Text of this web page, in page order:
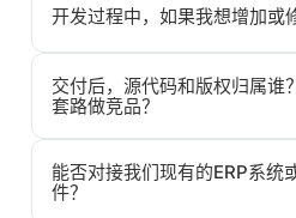
巡检、安全防护及每月固定工时
我们全程协助您完成备案。ICP
规云服务商（如阿里云/腾讯云
开发过程中，如果我想增加或
我们采用敏捷开发模式，欢迎合
度的UI或文案调整，我们免费配
我们会评估所需工时并出具《需
字确认并补齐差价后纳入开发排
进行，绝不私自缩减功能。
交付后，源代码和版权归属谁
套路做竞品？
代码与版权归您所有。尾款结清
端源代码、数据库设计文档及原
能否对接我们现有的ERP系统
件？